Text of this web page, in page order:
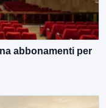
abbonamenti per